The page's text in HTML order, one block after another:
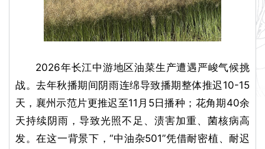
2026年长江中游地区油菜生产遭遇严峻气候挑
战。去年秋播期间阴雨连绵导致播期整体推迟10-15
天，襄州示范片更推迟至11月5日播种；花角期40余
天持续阴雨，导致光照不足、渍害加重、菌核病高
发。在这一背景下，“中油杂501”凭借耐密植、耐迟